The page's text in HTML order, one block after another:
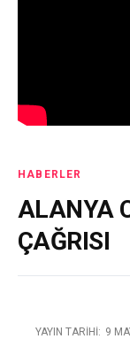
HABERLER
ALANYA
ÇAĞRISI
YAYIN TARIHI: 9